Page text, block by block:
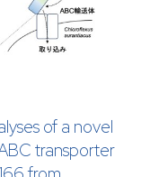
of a novel
transporter